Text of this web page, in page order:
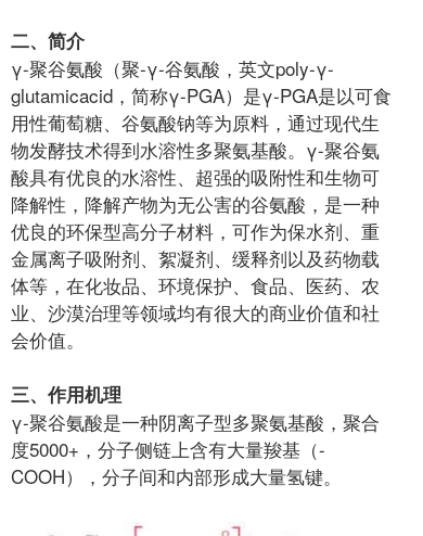
二、简介
γ-聚谷氨酸（聚-γ-谷氨酸，英文poly-γ-
glutamicacid，简称γ-PGA）是γ-PGA是以可食
用性葡萄糖、谷氨酸钠等为原料，通过现代生
物发酵技术得到水溶性多聚氨基酸。γ-聚谷氨
酸具有优良的水溶性、超强的吸附性和生物可
降解性，降解产物为无公害的谷氨酸，是一种
优良的环保型高分子材料，可作为保水剂、重
金属离子吸附剂、絮凝剂、缓释剂以及药物载
体等，在化妆品、环境保护、食品、医药、农
业、沙漠治理等领域均有很大的商业价值和社
会价值。
三、作用机理
γ-聚谷氨酸是一种阴离子型多聚氨基酸，聚合
度5000+，分子侧链上含有大量羧基（-
COOH），分子间和内部形成大量氢键。